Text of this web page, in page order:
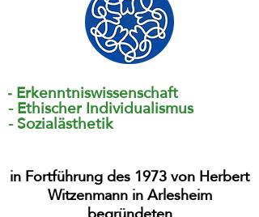
in Fortführung des 1973 von Herbert
Witzenmann in Arlesheim
- Erkenntniswissenschaft
- Ethischer Individualismus
- Sozialästhetik